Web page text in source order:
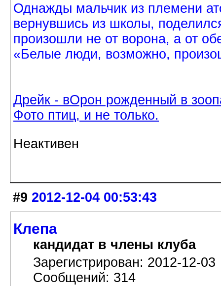
Однажды мальчик из племени
вернувшись из школы,
произошли не от ворона, а от
«Белые люди, возможно,
Дрейк - вОрон рожденный в
Фото птиц, и не только.
Неактивен
#9 2012-12-04 00:53:43
Клепа
кандидат в члены клуба
Зарегистрирован: 2012-12-03
Сообщений: 314